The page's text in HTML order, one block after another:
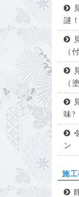
謎！
（
（
味?
ン
施